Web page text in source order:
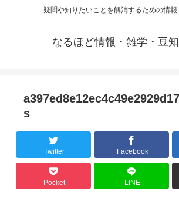
疑問や知りたいことを解消するための情報
なるほど情報・雑学・豆
s
Twitter Facebook
Pocket LINE